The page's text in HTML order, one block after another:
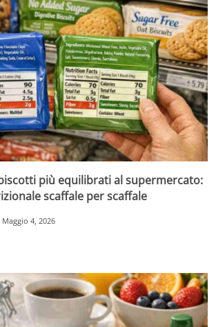
più equilibrati al supermercato:
scaffale per scaffale
Maggio 4, 2026